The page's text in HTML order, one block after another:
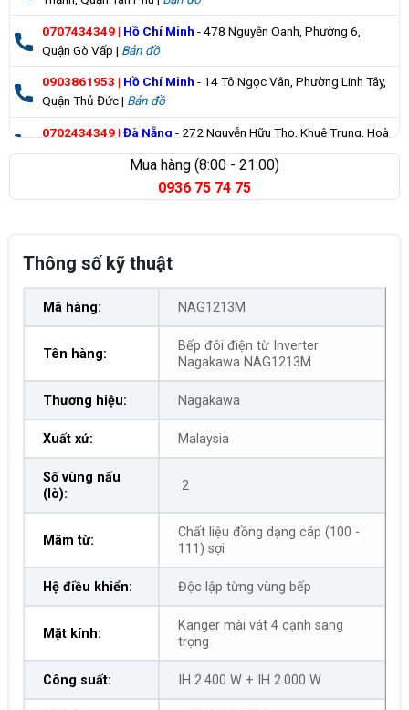
0707434349| Hồ Chí Minh - 478 Nguyễn Oanh, Phường 6,
Quận Gò Vấp | Bản đồ
0903861953 | Hồ Chí Minh - 14 Tô Ngọc Vân, Phường Linh Tây,
Quận Thủ Đức | Bản đồ
0702434349| Đà Nẵng - 272 Nguyễn Hữu Thọ, Khuê Trung, Hoà
Cường |Bản đồ
Mua hàng (8:00 - 21:00)
0936 75 74 75
Thông số kỹ thuật
Mã hàng: NAG1213M
Tên hàng:
Bếp đôi điện từ Inverter
Nagakawa NAG1213M
Thương hiệu: Nagakawa
Xuất xứ: Malaysia
Số vùng nấu
(lò):
2
Mâm từ:
Chất liệu đồng dạng cáp (100 -
111) sợi
Hệ điều khiển: Độc lập từng vùng bếp
Mặt kính:
Kanger mài vát 4 cạnh sang
trọng
Công suất: IH 2.400 W + IH 2.000 W